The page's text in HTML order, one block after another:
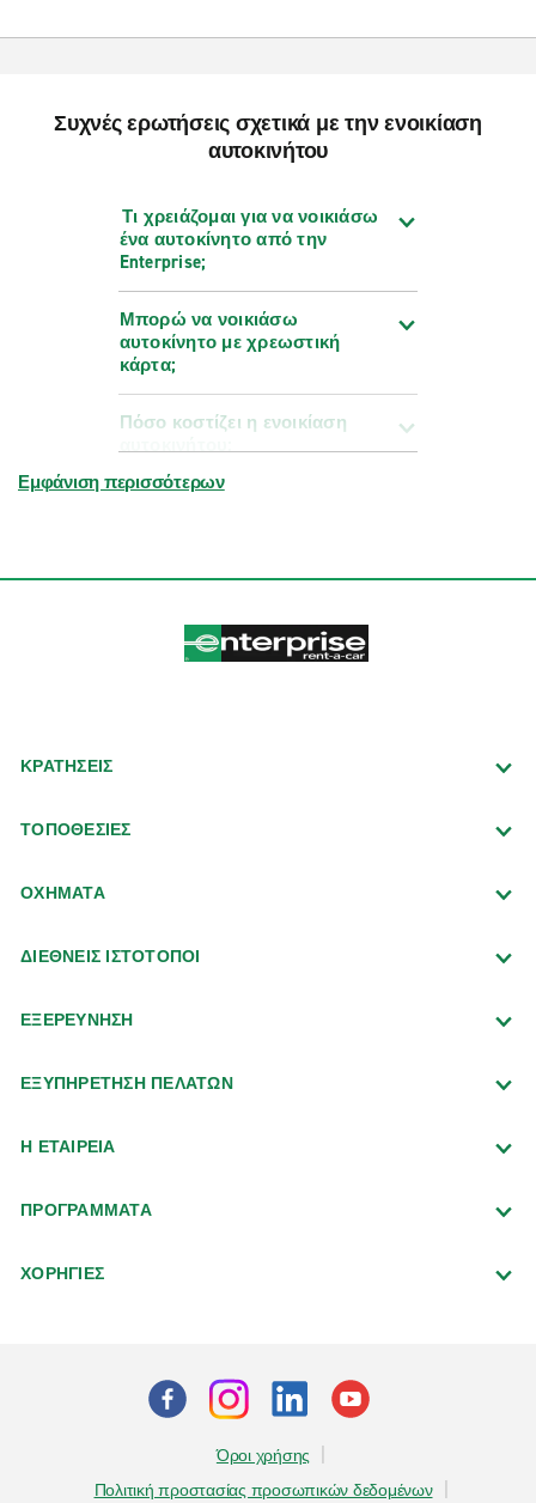
Συχνές ερωτήσεις σχετικά με την ενοικίαση
αυτοκινήτου
Τι χρειάζομαι για να νοικιάσω
ένα αυτοκίνητο από την
Enterprise;
Μπορώ να νοικιάσω
αυτοκίνητο με χρεωστική
κάρτα;
Πόσο κοστίζει η ενοικίαση
αυτοκινήτου;
Εμφάνιση περισσότερων
ΚΡΑΤΗΣΕΙΣ
ΤΟΠΟΘΕΣΙΕΣ
ΟΧΗΜΑΤΑ
ΔΙΕΘΝΕΙΣ ΙΣΤΟΤΟΠΟΙ
ΕΞΕΡΕΥΝΗΣΗ
ΕΞΥΠΗΡΕΤΗΣΗ ΠΕΛΑΤΩΝ
Η ΕΤΑΙΡΕΙΑ
ΠΡΟΓΡΑΜΜΑΤΑ
ΧΟΡΗΓΙΕΣ
Όροι χρήσης
Πολιτική προστασίας προσωπικών δεδομένων